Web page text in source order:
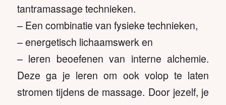
tantramassage technieken.
– Een combinatie van fysieke technieken,
– energetisch lichaamswerk en
– leren beoefenen van interne alchemie.
Deze ga je leren om ook volop te laten
stromen tijdens de massage. Door jezelf, je